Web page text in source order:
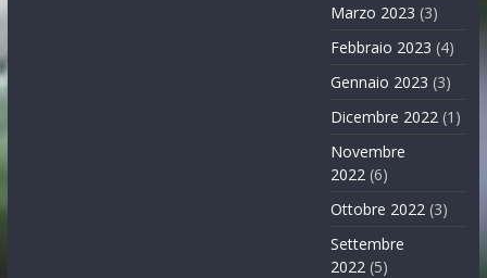
Marzo 2023 (3)
Febbraio 2023 (4)
Gennaio 2023 (3)
Dicembre 2022 (1)
Novembre
2022 (6)
Ottobre 2022 (3)
Settembre
2022 (5)